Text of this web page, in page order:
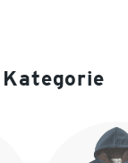
Kategorie